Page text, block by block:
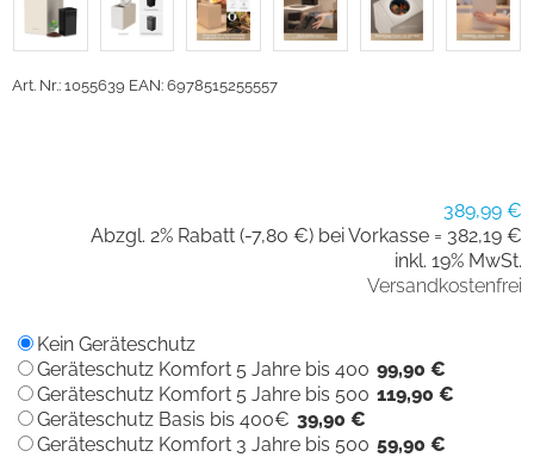
Art. Nr.: 1055639 EAN: 6978515255557
389,99 €
Abzgl. 2% Rabatt (-7,80 €) bei Vorkasse = 382,19 €
inkl. 19% MwSt.
Versandkostenfrei
Kein Geräteschutz
Geräteschutz Komfort 5 Jahre bis 400 99,90 €
Geräteschutz Komfort 5 Jahre bis 500 119,90 €
Geräteschutz Basis bis 400€ 39,90 €
Geräteschutz Komfort 3 Jahre bis 500 59,90 €